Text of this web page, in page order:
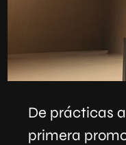
De prácticas
primera